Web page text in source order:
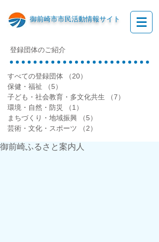
御前崎市市民活動情報サイト
登録団体のご紹介
すべての登録団体 （20）
保健・福祉
（5）
子ども・社会教育・多文化共生
（7）
環境・自然・防災
（1）
まちづくり・地域振興
（5）
芸術・文化・スポーツ
（2）
御前崎ふるさと案内人